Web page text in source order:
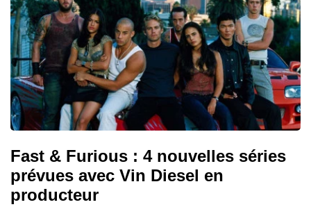
Fast & Furious : 4 nouvelles séries
prévues avec Vin Diesel en
producteur